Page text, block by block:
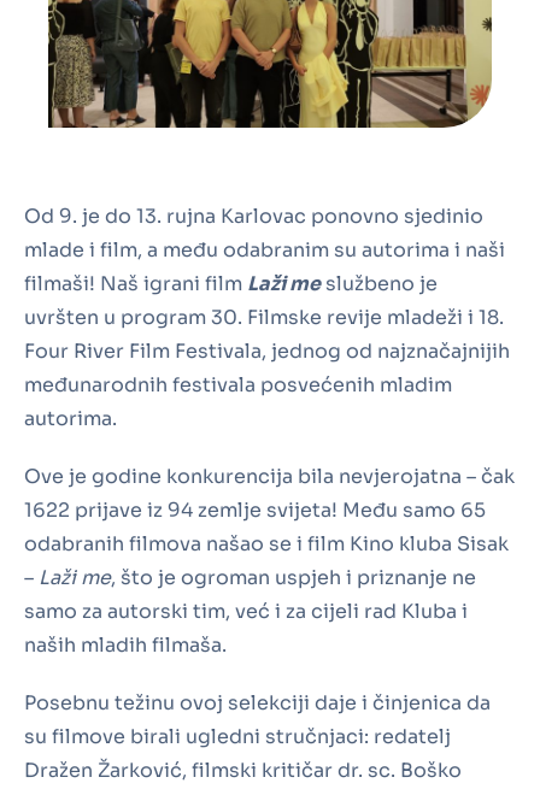
Od 9. je do 13. rujna Karlovac ponovno sjedinio
mlade i film, a među odabranim su autorima i naši
filmaši! Naš igrani film Laži meslužbeno je
uvršten u program 30. Filmske revije mladeži i 18.
Four River Film Festivala, jednog od najznačajnijih
međunarodnih festivala posvećenih mladim
autorima.
Ove je godine konkurencija bila nevjerojatna – čak
1622 prijave iz 94 zemlje svijeta! Među samo 65
odabranih filmova našao se i film Kino kluba Sisak
– Laži me, što je ogroman uspjeh i priznanje ne
samo za autorski tim, već i za cijeli rad Kluba i
naših mladih filmaša.
Posebnu težinu ovoj selekciji daje i činjenica da
su filmove birali ugledni stručnjaci: redatelj
Dražen Žarković, filmski kritičar dr. sc. Boško